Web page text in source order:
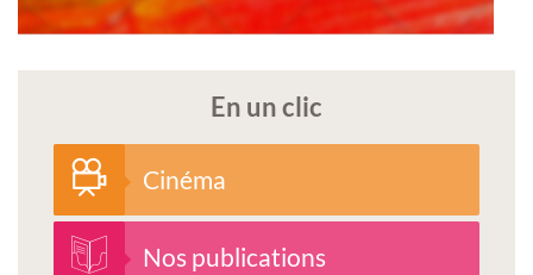
En un clic
Cinéma
Nos publications